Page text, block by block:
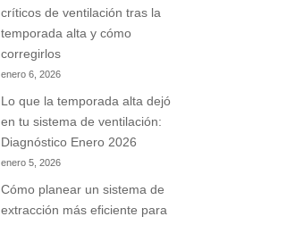
críticos de ventilación tras la
temporada alta y cómo
corregirlos
enero 6, 2026
Lo que la temporada alta dejó
en tu sistema de ventilación:
Diagnóstico Enero 2026
enero 5, 2026
Cómo planear un sistema de
extracción más eficiente para